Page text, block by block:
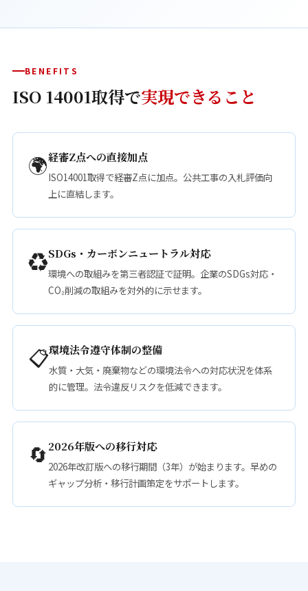
BENEFITS
ISO 14001取得で実現できること
🌍経審Z点への直接加点
ISO14001取得で経審Z点に加点。公共工事の入札評価向
上に直結します。
♻️SDGs・カーボンニュートラル対応
環境への取組みを第三者認証で証明。企業のSDGs対応・
CO₂削減の取組みを対外的に示せます。
📋環境法令遵守体制の整備
水質・大気・廃棄物などの環境法令への対応状況を体系
的に管理。法令違反リスクを低減できます。
🔄2026年版への移行対応
2026年改訂版への移行期間（3年）が始まります。早めの
ギャップ分析・移行計画策定をサポートします。